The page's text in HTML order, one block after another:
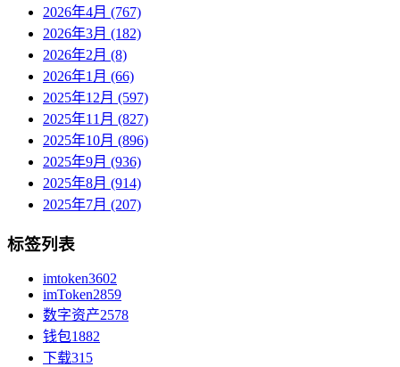
2026年4月 (767)
2026年3月 (182)
2026年2月 (8)
2026年1月 (66)
2025年12月 (597)
2025年11月 (827)
2025年10月 (896)
2025年9月 (936)
2025年8月 (914)
2025年7月 (207)
标签列表
imtoken3602
imToken2859
数字资产2578
钱包1882
下载315